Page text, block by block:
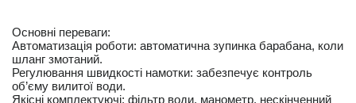
Основні переваги:
Автоматизація роботи: автоматична зупинка барабана, коли
шланг змотаний.
Регулювання швидкості намотки: забезпечує контроль
об’єму вилитої води.
Якісні комплектуючі: фільтр води, манометр, нескінченний